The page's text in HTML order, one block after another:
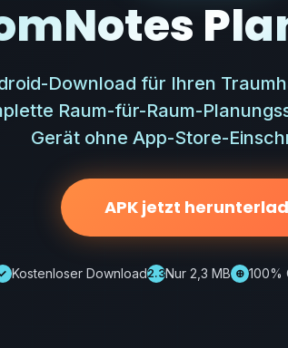
Download für Ihren
Raum-für-Raum-
Gerät ohne App-Store-
APK jetzt
Kostenloser Download2.3Nur 2,3 MB ⊕ 100%